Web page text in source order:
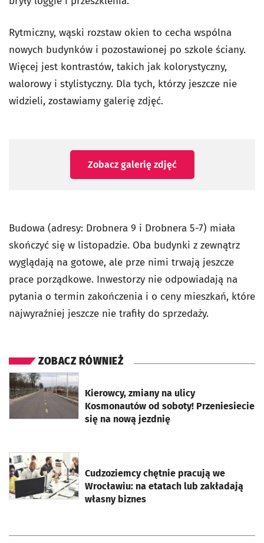
Rytmiczny, wąski rozstaw okien to cecha wspólna
nowych budynków i pozostawionej po szkole ściany.
Więcej jest kontrastów, takich jak kolorystyczny,
walorowy i stylistyczny. Dla tych, którzy jeszcze nie
widzieli, zostawiamy galerię zdjęć.
Zobacz galerię zdjęć
Budowa (adresy: Drobnera 9 i Drobnera 5-7) miała
skończyć się w listopadzie. Oba budynki z zewnątrz
wyglądają na gotowe, ale prze nimi trwają jeszcze
prace porządkowe. Inwestorzy nie odpowiadają na
pytania o termin zakończenia i o ceny mieszkań, które
najwyraźniej jeszcze nie trafiły do sprzedaży.
ZOBACZ RÓWNIEŻ
Kierowcy, zmiany na ulicy
Kosmonautów od soboty! Przeniesiecie
się na nową jezdnię
otworzy się w nowej karcie
Cudzoziemcy chętnie pracują we
Wrocławiu: na etatach lub zakładają
własny biznes
otworzy się w nowej karcie